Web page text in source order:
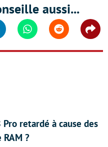
aussi...
WhatsappReddit
Pro retardé à cause des
RAM ?